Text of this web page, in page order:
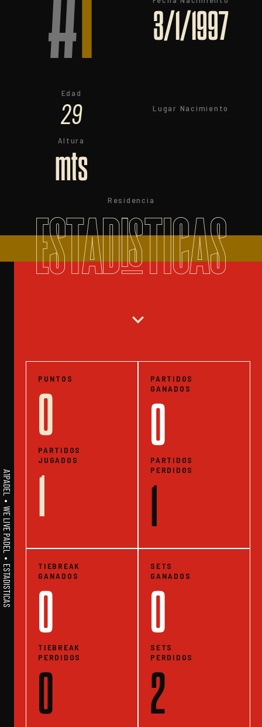
3/1/1997
Edad
29 Lugar Nacimiento
Altura
mts
Residencia
ESTADISTICAS
A1PADEL • WE LIVE PADEL • ESTADISTICAS
expand_more
PUNTOS
0
PARTIDOS
JUGADOS
1
PARTIDOS
GANADOS
0
PARTIDOS
PERDIDOS
1
TIEBREAK
GANADOS
0
TIEBREAK
PERDIDOS
0
SETS
GANADOS
0
SETS
PERDIDOS
2